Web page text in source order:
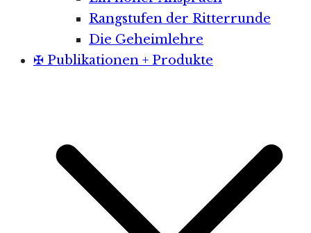
Rangstufen der Ritterrunde
Die Geheimlehre
✠ Publikationen + Produkte